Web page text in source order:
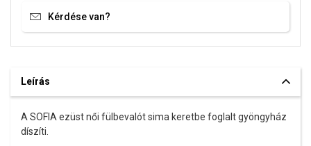
Kérdése van?
Leírás
A SOFIA ezüst női fülbevalót sima keretbe foglalt gyöngyház
díszíti.